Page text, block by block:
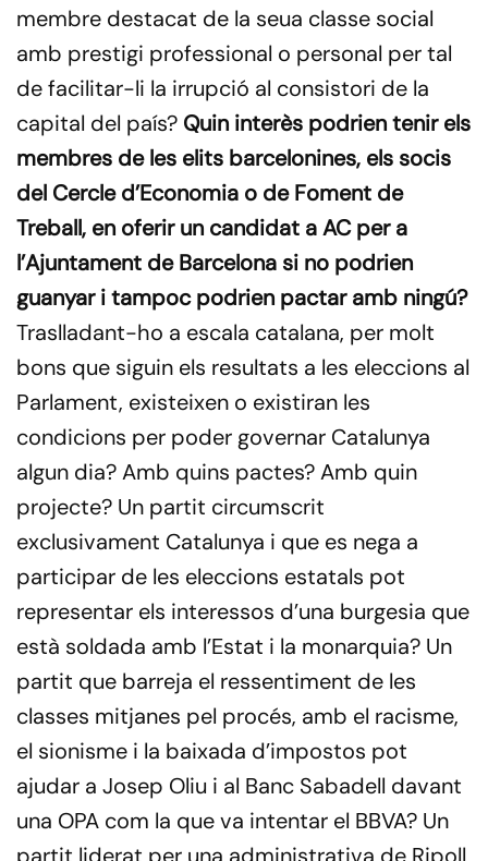
membre destacat de la seua classe social
amb prestigi professional o personal per tal
de facilitar-li la irrupció al consistori de la
capital del país? Quin interès podrien tenir els
membres de les elits barcelonines, els socis
del Cercle d’Economia o de Foment de
Treball, en oferir un candidat a AC per a
l’Ajuntament de Barcelona si no podrien
guanyar i tampoc podrien pactar amb ningú?
Traslladant-ho a escala catalana, per molt
bons que siguin els resultats a les eleccions al
Parlament, existeixen o existiran les
condicions per poder governar Catalunya
algun dia? Amb quins pactes? Amb quin
projecte? Un partit circumscrit
exclusivament Catalunya i que es nega a
participar de les eleccions estatals pot
representar els interessos d’una burgesia que
està soldada amb l’Estat i la monarquia? Un
partit que barreja el ressentiment de les
classes mitjanes pel procés, amb el racisme,
el sionisme i la baixada d’impostos pot
ajudar a Josep Oliu i al Banc Sabadell davant
una OPA com la que va intentar el BBVA? Un
partit liderat per una administrativa de Ripoll